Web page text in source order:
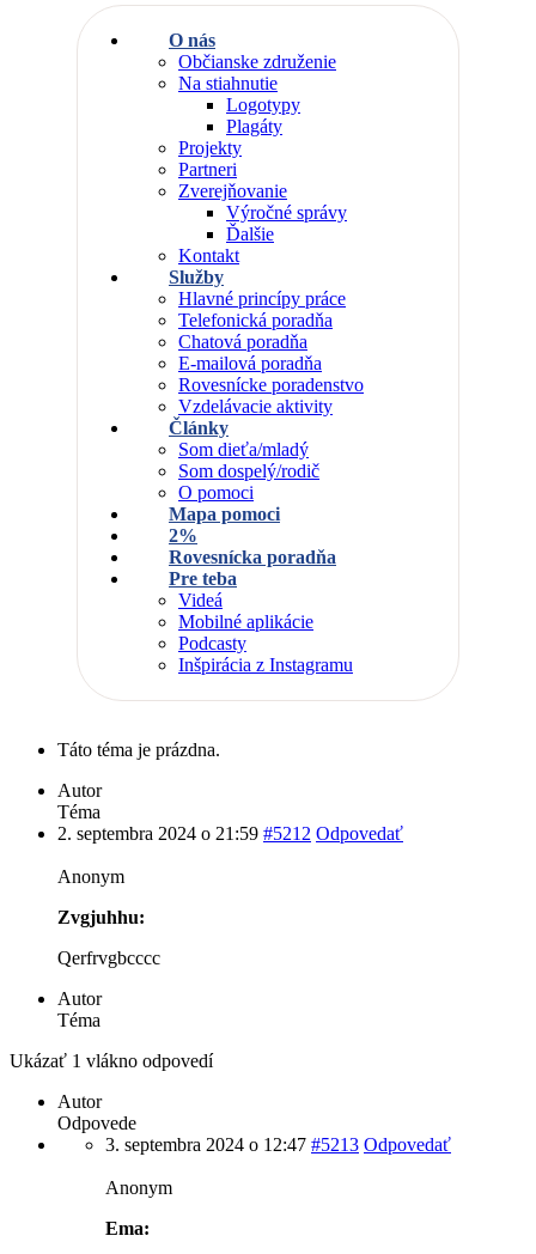
O nás
Občianske združenie
Na stiahnutie
Logotypy
Plagáty
Projekty
Partneri
Zverejňovanie
Výročné správy
Ďalšie
Kontakt
Služby
Hlavné princípy práce
Telefonická poradňa
Chatová poradňa
E-mailová poradňa
Rovesnícke poradenstvo
Vzdelávacie aktivity
Články
Som dieťa/mladý
Som dospelý/rodič
O pomoci
Mapa pomoci
2%
Rovesnícka poradňa
Pre teba
Videá
Mobilné aplikácie
Podcasty
Inšpirácia z Instagramu
Táto téma je prázdna.
Autor
Téma
2. septembra 2024 o 21:59 #5212 Odpovedať
Anonym
Zvgjuhhu:
Qerfrvgbcccc
Autor
Téma
Ukázať 1 vlákno odpovedí
Autor
Odpovede
3. septembra 2024 o 12:47 #5213 Odpovedať
Anonym
Ema: